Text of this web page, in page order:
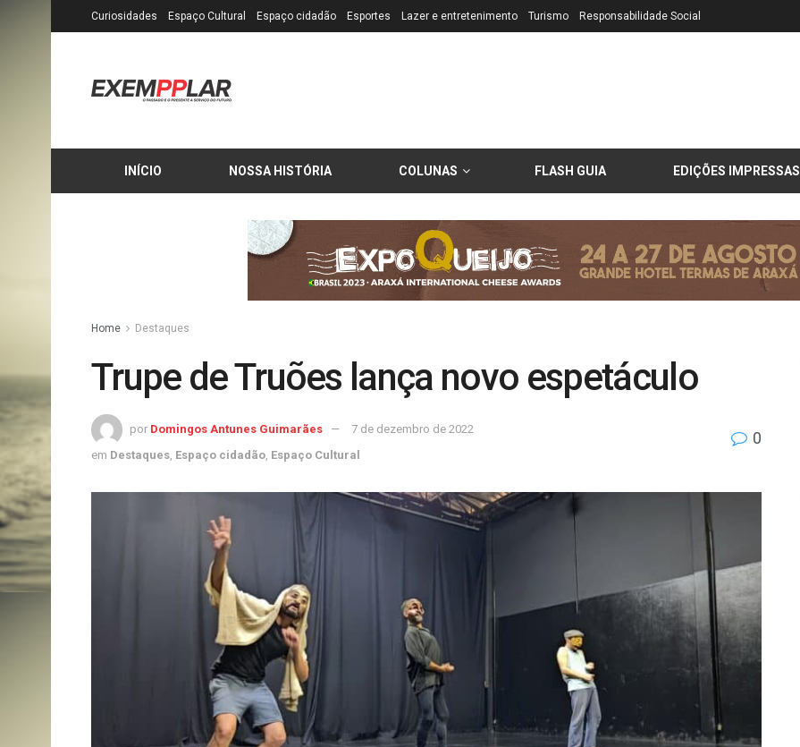
Curiosidades Espaço Cultural Espaço cidadão Esportes Lazer e entretenimento Turismo Responsabilidade Social
INÍCIO NOSSA HISTÓRIA COLUNAS FLASH GUIA EDIÇÕES IMPRESSAS
Home Destaques
Trupe de Truões lança novo espetáculo
por Domingos Antunes Guimarães
7 de dezembro de 2022
em Destaques Espaço cidadão Espaço Cultural
0